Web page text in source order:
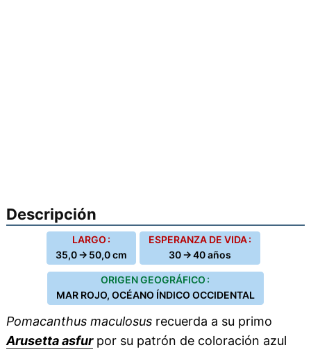
Descripción
LARGO :
35,0 → 50,0 cm
ESPERANZA DE VIDA :
30 → 40 años
ORIGEN GEOGRÁFICO :
MAR ROJO, OCÉANO ÍNDICO OCCIDENTAL
Pomacanthus maculosusrecuerda a su primo
Arusetta asfurpor su patrón de coloración azul